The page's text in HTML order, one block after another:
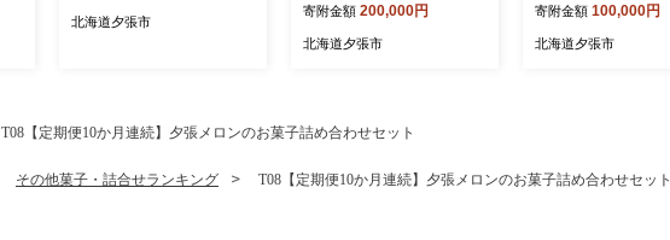
北海道夕張市
寄附金額 200,000円
北海道夕張市
寄附金額 100,000円
北海道夕張市
T08【定期便10か月連続】夕張メロンのお菓子詰め合わせセット
その他菓子・詰合せランキング T08【定期便10か月連続】夕張メロンのお菓子詰め合わせセット